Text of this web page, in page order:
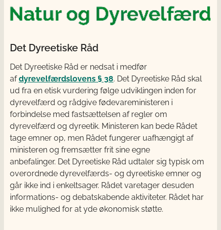
Det Dyreetiske Råd
Det Dyreetiske Råd er nedsat i medfør
afdyrevelfærdslovens § 38. Det Dyreetiske Råd skal
ud fra en etisk vurdering følge udviklingen inden for
dyrevelfærd og rådgive fødevareministeren i
forbindelse med fastsættelsen af regler om
dyrevelfærd og dyreetik. Ministeren kan bede Rådet
tage emner op, men Rådet fungerer uafhængigt af
ministeren og fremsætter frit sine egne
anbefalinger. Det Dyreetiske Råd udtaler sig typisk om
overordnede dyrevelfærds- og dyreetiske emner og
går ikke ind i enkeltsager. Rådet varetager desuden
informations- og debatskabende aktiviteter. Rådet har
ikke mulighed for at yde økonomisk støtte.